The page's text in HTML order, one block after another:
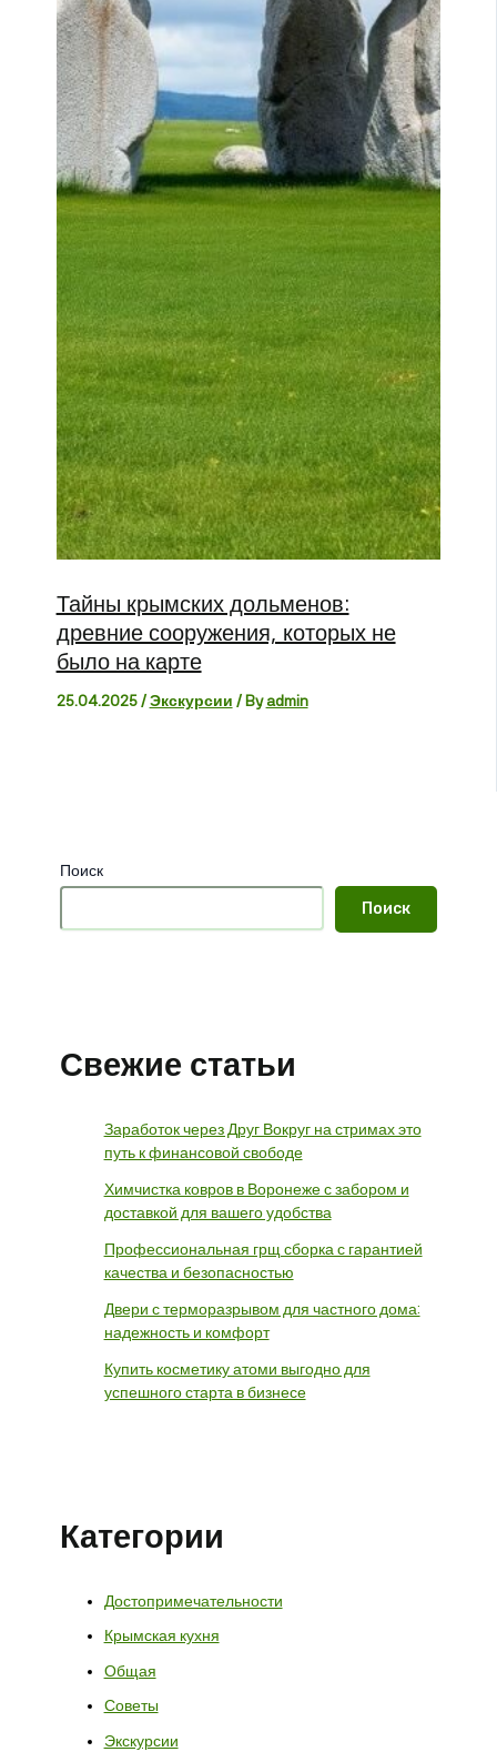
Тайны крымских дольменов:
древние сооружения, которых не
было на карте
25.04.2025/Экскурсии / Byadmin
Поиск
Поиск
Свежие статьи
Заработок через Друг Вокруг на стримах это
путь к финансовой свободе
Химчистка ковров в Воронеже с забором и
доставкой для вашего удобства
Профессиональная грщ сборка с гарантией
качества и безопасностью
Двери с терморазрывом для частного дома:
надежность и комфорт
Купить косметику атоми выгодно для
успешного старта в бизнесе
Категории
Достопримечательности
Крымская кухня
Общая
Советы
Экскурсии